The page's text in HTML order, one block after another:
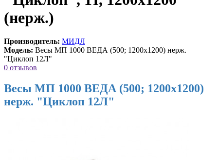
(нерж.)
Производитель: МИДЛ
Модель: Весы МП 1000 ВЕДА (500; 1200х1200) нерж.
"Циклоп 12Л"
0 отзывов
Весы МП 1000 ВЕДА (500; 1200х1200)
нерж. "Циклоп 12Л"